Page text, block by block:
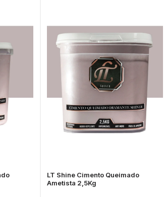
LT Shine Cimento Queimado
Ametista 2,5Kg